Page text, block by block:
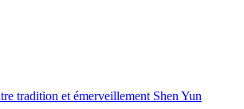
tradition et émerveillement Shen Yun